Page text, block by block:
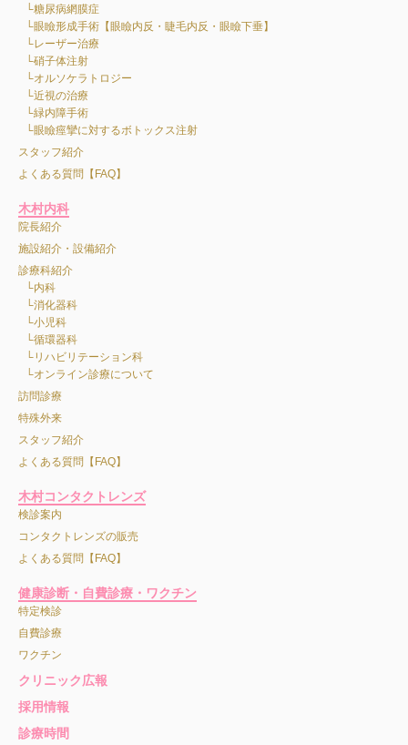
糖尿病網膜症
眼瞼形成手術【眼瞼内反・睫毛内反・眼瞼下垂】
レーザー治療
硝子体注射
オルソケラトロジー
近視の治療
緑内障手術
眼瞼痙攣に対するボトックス注射
スタッフ紹介
よくある質問【FAQ】
木村内科
院長紹介
施設紹介・設備紹介
診療科紹介
内科
消化器科
小児科
循環器科
リハビリテーション科
オンライン診療について
訪問診療
特殊外来
スタッフ紹介
よくある質問【FAQ】
木村コンタクトレンズ
検診案内
コンタクトレンズの販売
よくある質問【FAQ】
健康診断・自費診療・ワクチン
特定検診
自費診療
ワクチン
クリニック広報
採用情報
診療時間